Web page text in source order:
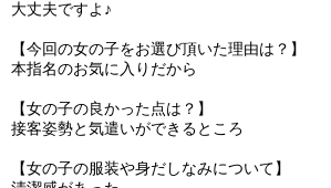
大丈夫ですよ♪
【今回の女の子をお選び頂いた理由は？】
本指名のお気に入りだから
【女の子の良かった点は？】
接客姿勢と気遣いができるところ
【女の子の服装や身だしなみについて】